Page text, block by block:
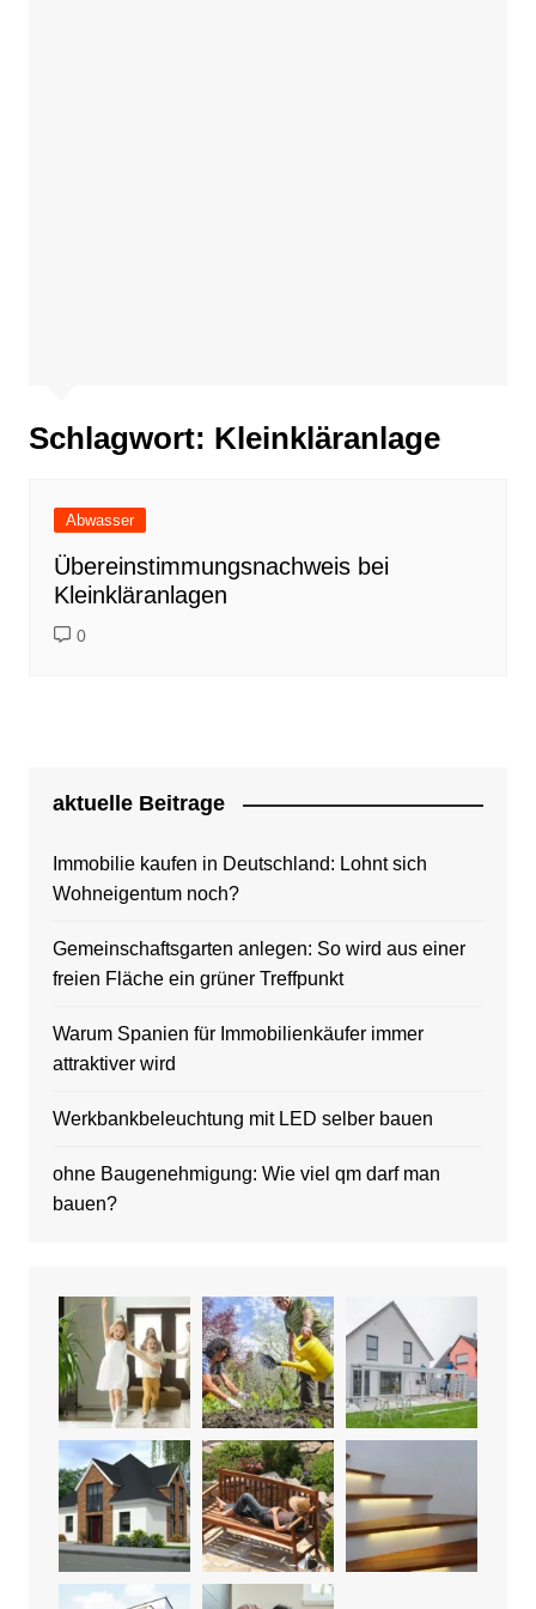
Schlagwort: Kleinkläranlage
Abwasser
Übereinstimmungsnachweis bei
Kleinkläranlagen
0
aktuelle Beitrage
Immobilie kaufen in Deutschland: Lohnt sich
Wohneigentum noch?
Gemeinschaftsgarten anlegen: So wird aus einer
freien Fläche ein grüner Treffpunkt
Warum Spanien für Immobilienkäufer immer
attraktiver wird
Werkbankbeleuchtung mit LED selber bauen
ohne Baugenehmigung: Wie viel qm darf man
bauen?